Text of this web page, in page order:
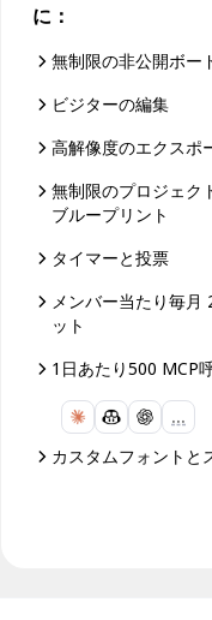
に：
無制限の非公開ボー
ビジターの編集
高解像度のエクスポ
無制限のプロジェク
ブループリント
タイマーと投票
メンバー当たり毎月
ット
1日あたり500 MCP
…
カスタムフォントと